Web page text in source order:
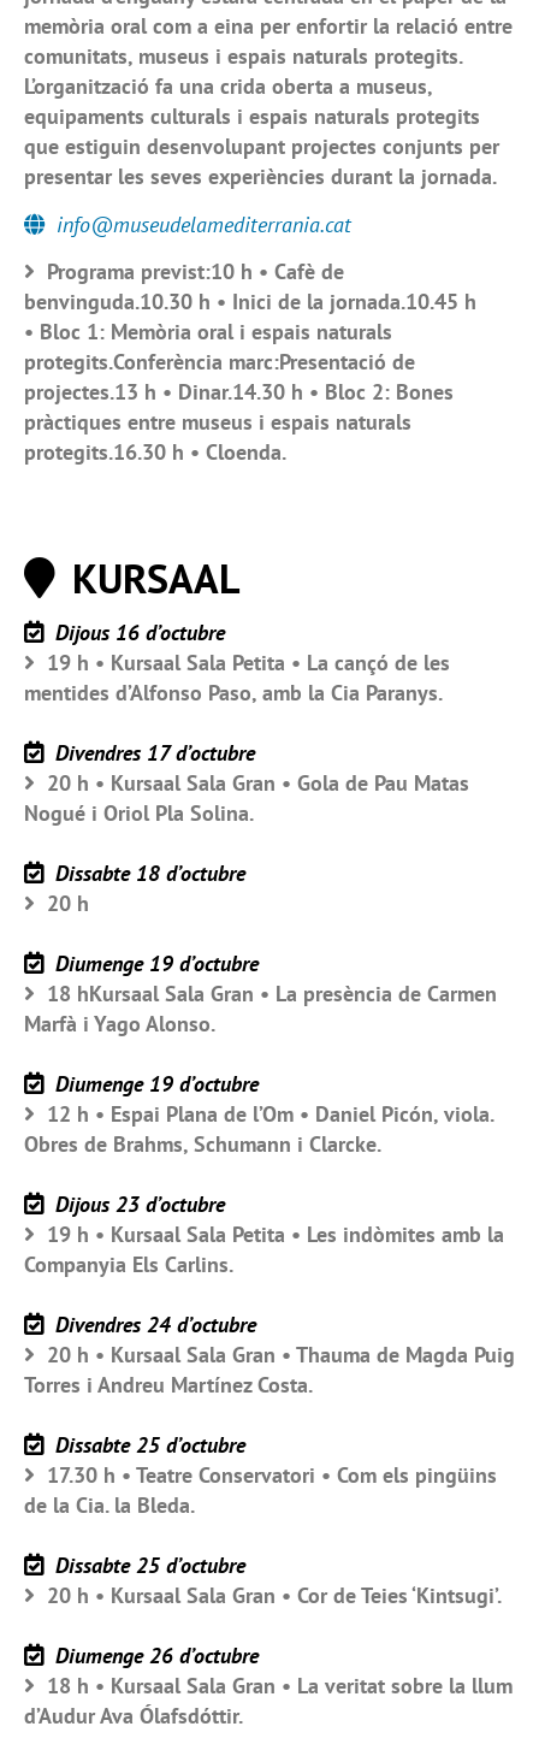
memòria oral com a eina per enfortir la relació entre
comunitats, museus i espais naturals protegits.
L’organització fa una crida oberta a museus,
equipaments culturals i espais naturals protegits
que estiguin desenvolupant projectes conjunts per
presentar les seves experiències durant la jornada.
info@museudelamediterrania.cat
Programa previst:10 h • Cafè de
benvinguda.10.30 h • Inici de la jornada.10.45 h
• Bloc 1: Memòria oral i espais naturals
protegits.Conferència marc:Presentació de
projectes.13 h • Dinar.14.30 h • Bloc 2: Bones
pràctiques entre museus i espais naturals
protegits.16.30 h • Cloenda.
KURSAAL
Dijous 16 d’octubre
19 h • Kursaal Sala Petita • La cançó de les
mentides d’Alfonso Paso, amb la Cia Paranys.
Divendres 17 d’octubre
20 h • Kursaal Sala Gran • Gola de Pau Matas
Nogué i Oriol Pla Solina.
Dissabte 18 d’octubre
20 h
Diumenge 19 d’octubre
18 hKursaal Sala Gran • La presència de Carmen
Marfà i Yago Alonso.
Diumenge 19 d’octubre
12 h • Espai Plana de l’Om • Daniel Picón, viola.
Obres de Brahms, Schumann i Clarcke.
Dijous 23 d’octubre
19 h • Kursaal Sala Petita • Les indòmites amb la
Companyia Els Carlins.
Divendres 24 d’octubre
20 h • Kursaal Sala Gran • Thauma de Magda Puig
Torres i Andreu Martínez Costa.
Dissabte 25 d’octubre
17.30 h • Teatre Conservatori • Com els pingüins
de la Cia. la Bleda.
Dissabte 25 d’octubre
20 h • Kursaal Sala Gran • Cor de Teies ‘Kintsugi’.
Diumenge 26 d’octubre
18 h • Kursaal Sala Gran • La veritat sobre la llum
d’Audur Ava Ólafsdóttir.